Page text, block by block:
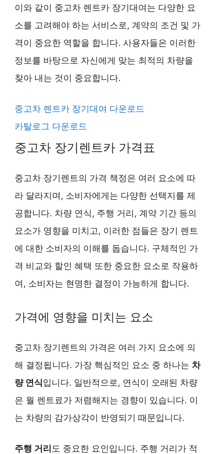
이와 같이 중고차 렌트카 장기대여는 다양한 요
소를 고려해야 하는 서비스로, 계약의 조건 및 가
격이 중요한 역할을 합니다. 사용자들은 이러한
정보를 바탕으로 자신에게 맞는 최적의 차량을
찾아 내는 것이 중요합니다.
중고차 렌트카 장기대여 다운로드
카탈로그 다운로드
중고차 장기렌트카 가격표
중고차 장기렌트의 가격 책정은 여러 요소에 따
라 달라지며, 소비자에게는 다양한 선택지를 제
공합니다. 차량 연식, 주행 거리, 계약 기간 등의
요소가 영향을 미치고, 이러한 점들은 장기 렌트
에 대한 소비자의 이해를 돕습니다. 구체적인 가
격 비교와 할인 혜택 또한 중요한 요소로 작용하
여, 소비자는 현명한 결정이 가능하게 합니다.
가격에 영향을 미치는 요소
중고차 장기렌트의 가격은 여러 가지 요소에 의
해 결정됩니다. 가장 핵심적인 요소 중 하나는 차
량 연식입니다. 일반적으로, 연식이 오래된 차량
은 월 렌트료가 저렴해지는 경향이 있습니다. 이
는 차량의 감가상각이 반영되기 때문입니다.
주행 거리 도 중요한 요인입니다. 주행 거리가 적